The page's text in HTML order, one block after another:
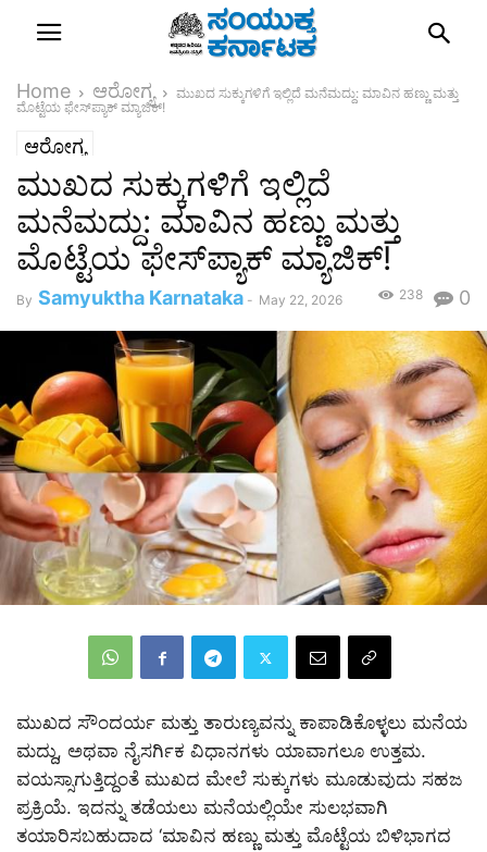
Home ಆರೋಗ್ಯ
ಮುಖದ ಸುಕ್ಕುಗಳಿಗೆ ಇಲ್ಲಿದೆ ಮನೆಮದ್ದು: ಮಾವಿನ ಹಣ್ಣು ಮತ್ತು
ಮೊಟ್ಟೆಯ ಫೇಸ್‌ಪ್ಯಾಕ್ ಮ್ಯಾಜಿಕ್!
ಆರೋಗ್ಯ
ಮುಖದ ಸುಕ್ಕುಗಳಿಗೆ ಇಲ್ಲಿದೆ
ಮನೆಮದ್ದು: ಮಾವಿನ ಹಣ್ಣು ಮತ್ತು
ಮೊಟ್ಟೆಯ ಫೇಸ್‌ಪ್ಯಾಕ್ ಮ್ಯಾಜಿಕ್!
By Samyuktha Karnataka - May 22, 2026 0
238
ಮುಖದ ಸೌಂದರ್ಯ ಮತ್ತು ತಾರುಣ್ಯವನ್ನು ಕಾಪಾಡಿಕೊಳ್ಳಲು ಮನೆಯ
ಮದ್ದು, ಅಥವಾ ನೈಸರ್ಗಿಕ ವಿಧಾನಗಳು ಯಾವಾಗಲೂ ಉತ್ತಮ.
ವಯಸ್ಸಾಗುತ್ತಿದ್ದಂತೆ ಮುಖದ ಮೇಲೆ ಸುಕ್ಕುಗಳು ಮೂಡುವುದು ಸಹಜ
ಪ್ರಕ್ರಿಯೆ. ಇದನ್ನು ತಡೆಯಲು ಮನೆಯಲ್ಲಿಯೇ ಸುಲಭವಾಗಿ
ತಯಾರಿಸಬಹುದಾದ ‘ಮಾವಿನ ಹಣ್ಣು ಮತ್ತು ಮೊಟ್ಟೆಯ ಬಿಳಿಭಾಗದ